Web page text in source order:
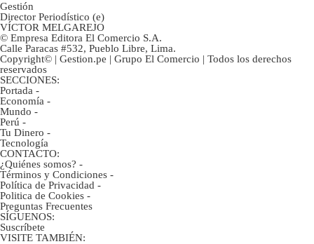
Gestión
Director Periodístico (e)
VÍCTOR MELGAREJO
© Empresa Editora El Comercio S.A.
Calle Paracas #532, Pueblo Libre, Lima.
Copyright© | Gestion.pe | Grupo El Comercio | Todos los derechos
reservados
SECCIONES:
Portada -
Economía -
Mundo -
Perú -
Tu Dinero -
Tecnología
CONTACTO:
¿Quiénes somos? -
Términos y Condiciones -
Política de Privacidad -
Politica de Cookies -
Preguntas Frecuentes
SÍGUENOS:
Suscríbete
VISITE TAMBIÉN: